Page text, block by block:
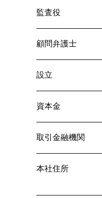
監査役
顧問弁護士
設立
資本金
取引金融機関
本社住所